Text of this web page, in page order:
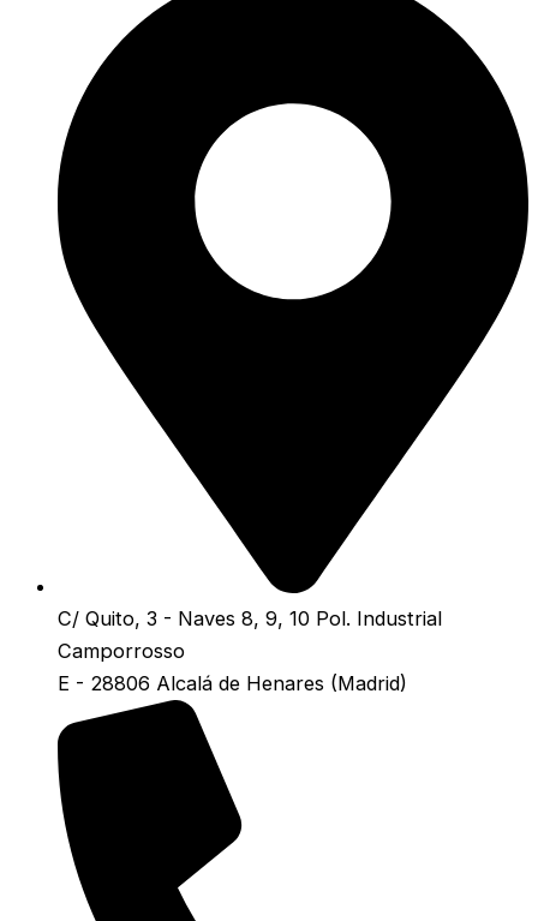
C/ Quito, 3 - Naves 8, 9, 10 Pol. Industrial
Camporrosso
E - 28806 Alcalá de Henares (Madrid)